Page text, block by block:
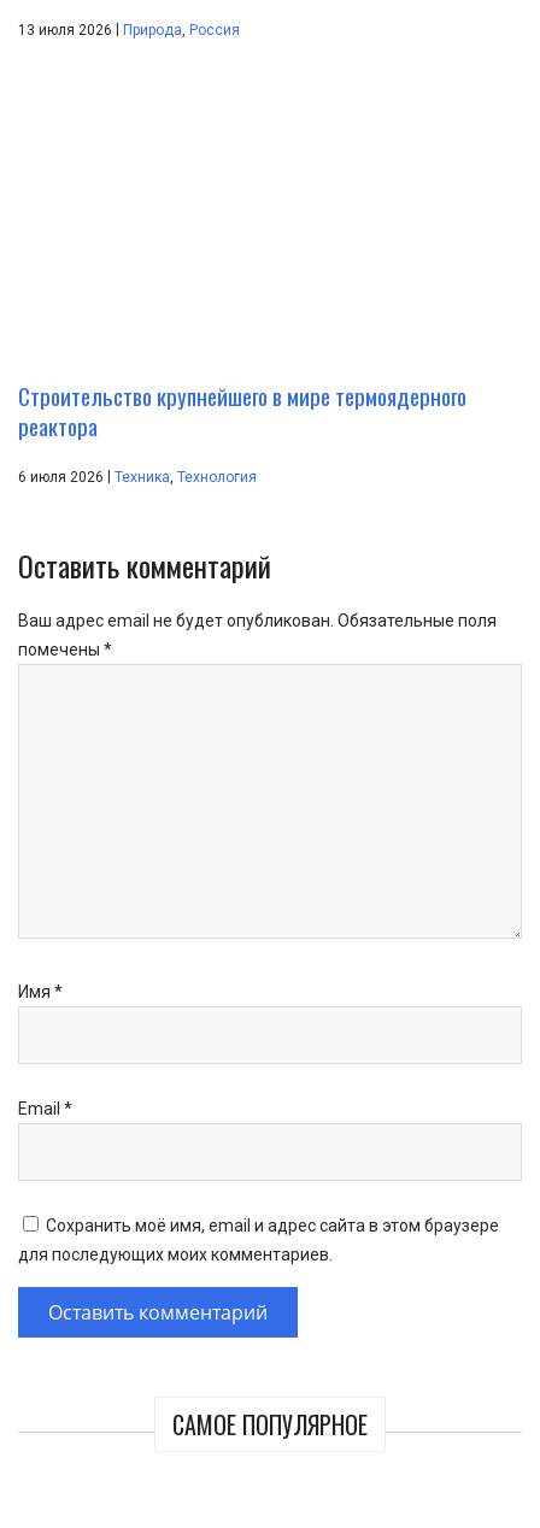
САМОЕ ПОПУЛЯРНОЕ
13 июля 2026 Природа, Россия
Строительство крупнейшего в мире термоядерного
реактора
6 июля 2026 Техника, Технология
Оставить комментарий
Ваш адрес email не будет опубликован. Обязательные поля
помечены *
Имя *
Email *
Сохранить моё имя, email и адрес сайта в этом браузере
для последующих моих комментариев.